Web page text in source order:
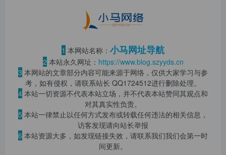
1 本网站名称： 小马网址导航
2 本站永久网址： https://www.blog.szyyds.cn
3 本网站的文章部分内容可能来源于网络，仅供大家学习与参
考，如有侵权，请联系站长 QQ1724512进行删除处理。
4 本站一切资源不代表本站立场，并不代表本站赞同其观点和
对其真实性负责。
5 本站一律禁止以任何方式发布或转载任何违法的相关信息，
访客发现请向站长举报
6 本站资源大多，如发现链接失效，请联系我们我们会第一时
间更新。